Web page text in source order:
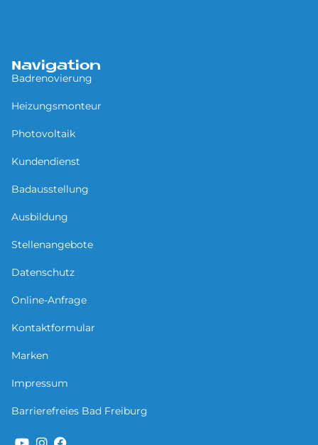
Navigation
Badrenovierung
Heizungsmonteur
Photovoltaik
Kundendienst
Badausstellung
Ausbildung
Stellenangebote
Datenschutz
Online-Anfrage
Kontaktformular
Marken
Impressum
Barrierefreies Bad Freiburg